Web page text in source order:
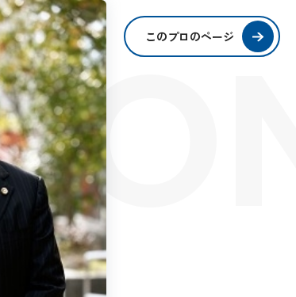
このプロのページ